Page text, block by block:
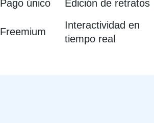
Pago único
Edición de retratos
Freemium
Interactividad en
tiempo real